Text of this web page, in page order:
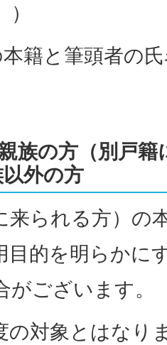
籍と筆頭者の
族の方（別戸
外の方
来られる方）の
目的を明らかに
ございます。
の対象とはなり